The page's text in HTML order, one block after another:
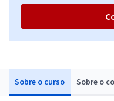
Sobre o curso Sobre o